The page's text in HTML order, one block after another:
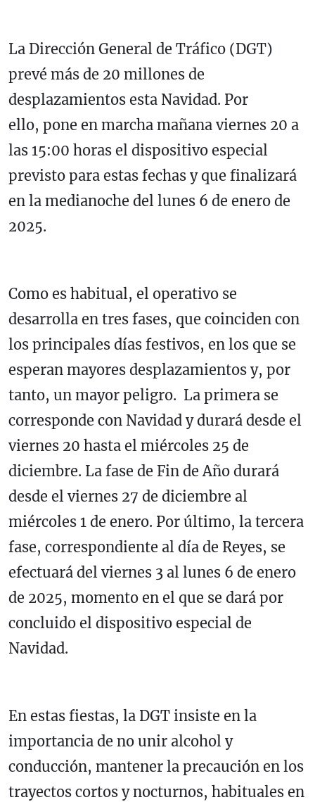
La Dirección General de Tráfico (DGT)
prevé más de 20 millones de
desplazamientos esta Navidad. Por
ello, pone en marcha mañana viernes 20 a
las 15:00 horas el dispositivo especial
previsto para estas fechas y que finalizará
en la medianoche del lunes 6 de enero de
2025.
Como es habitual, el operativo se
desarrolla en tres fases, que coinciden con
los principales días festivos, en los que se
esperan mayores desplazamientos y, por
tanto, un mayor peligro. La primera se
corresponde con Navidad y durará desde el
viernes 20 hasta el miércoles 25 de
diciembre. La fase de Fin de Año durará
desde el viernes 27 de diciembre al
miércoles 1 de enero. Por último, la tercera
fase, correspondiente al día de Reyes, se
efectuará del viernes 3 al lunes 6 de enero
de 2025, momento en el que se dará por
concluido el dispositivo especial de
Navidad.
En estas fiestas, la DGT insiste en la
importancia de no unir alcohol y
conducción, mantener la precaución en los
trayectos cortos y nocturnos, habituales en